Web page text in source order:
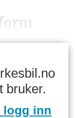
bruker.
logg inn